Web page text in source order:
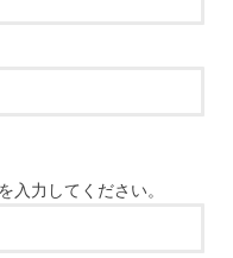
入力してください。